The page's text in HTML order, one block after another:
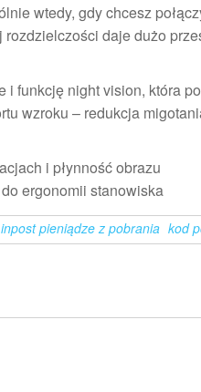
wtedy, gdy chcesz
daje dużo
funkcję night vision, która
wzroku – redukcja
i płynność obrazu
ergonomii stanowiska
inpost pieniądze z pobrania kod